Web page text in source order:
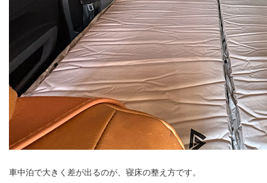
車中泊で大きく差が出るのが、寝床の整え方です。